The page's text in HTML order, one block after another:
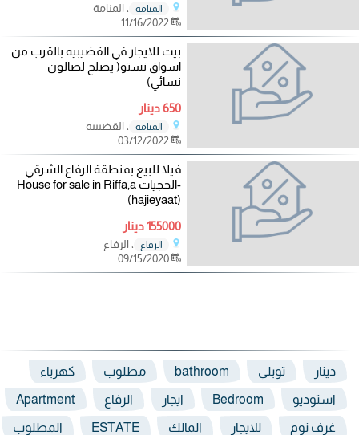
المنامة
، المنامة
بيت للايجار في القضيبيه بالقرب من
اسواق نستو( يصلح لصالون
نسائي)
650 دينار
المنامة
، القضيبيه
فيلا للبيع بمنطقة الرفاع الشرقي
-الحجيات House for sale in Riffa,a
(hajieyaat)
155000 دينار
الرفاع
، الرفاع
09/15/2020
دينار توبلي bathroom مطلوب كهرباء
استوديو Bedroom ايجار الرفاع Apartment
غرف نوم للايجار المالك ESTATE المطلوب